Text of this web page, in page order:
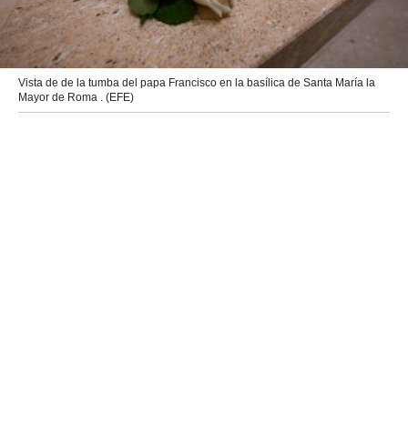
Vista de de la tumba del papa Francisco en la basílica de Santa María la
Mayor de Roma . (EFE)